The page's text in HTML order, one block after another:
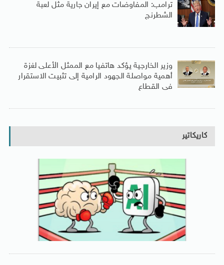
ترامب: المفاوضات مع إيران جارية مثل لعبة
الشطرنج
وزير الخارجية يؤكد هاتفيا مع الممثل الأعلى لغزة
أهمية مواصلة الجهود الرامية إلى تثبيت الاستقرار
فى القطاع
كاريكاتير